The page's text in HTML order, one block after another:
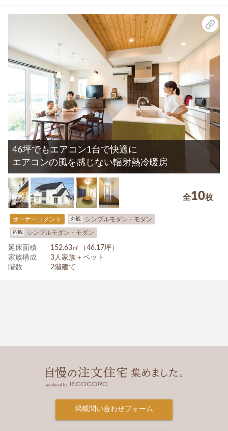
46坪でもエアコン1台で快適に
エアコンの風を感じない輻射熱冷暖房
全10枚
オーナーコメント 外観 シンプルモダン・モダン
内観 シンプルモダン・モダン
延床面積
152.63㎡（46.17坪）
家族構成
3人家族＋ペット
階数
2階建て
掲載問い合わせフォーム